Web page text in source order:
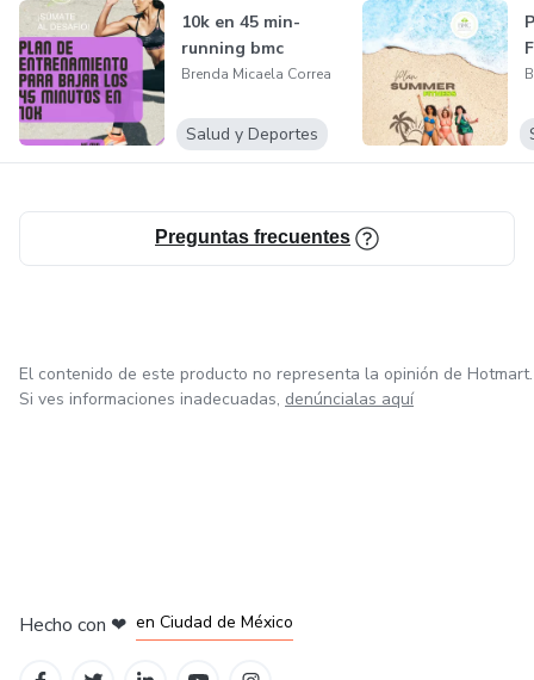
10k en 45 min-
running bmc
Brenda Micaela Correa
Salud y Deportes
Preguntas frecuentes
El contenido de este producto no representa la opinión de Hotmart.
Si ves informaciones inadecuadas, denúncialas aquí
Hecho con ❤ en Ciudad de México